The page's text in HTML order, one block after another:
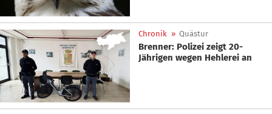
Chronik » Quästur
Brenner: Polizei zeigt 20-
Jährigen wegen Hehlerei an